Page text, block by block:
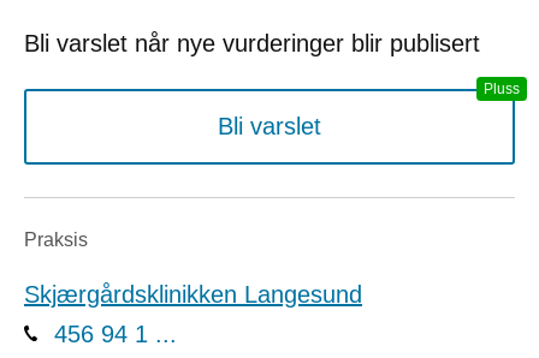
Bli varslet når nye vurderinger blir publisert
Bli varslet
Praksis
Skjærgårdsklinikken Langesund
456 94 1 ...